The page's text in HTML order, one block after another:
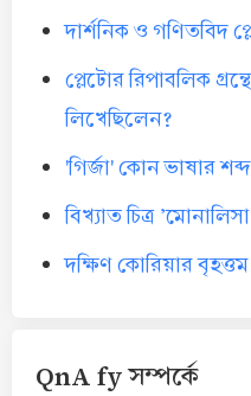
দার্শনিক ও গণিতবিদ
প্লেটোর রিপাবলিক
লিখেছিলেন?
'গির্জা' কোন ভাষার
বিখ্যাত চিত্র
দক্ষিণ কোরিয়ার বৃহত্তম
QnA fy সম্পর্কে